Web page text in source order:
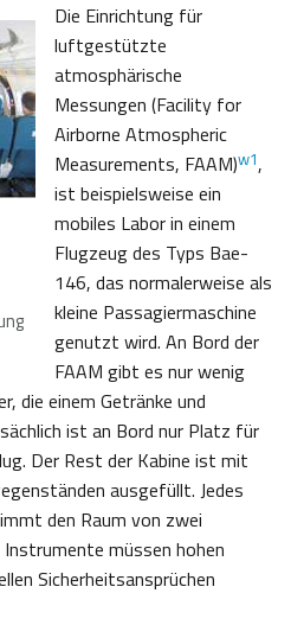
Die Einrichtung für
luftgestützte
atmosphärische
Messungen (Facility for
Airborne Atmospheric
Measurements, FAAM)w1,
ist beispielsweise ein
mobiles Labor in einem
Flugzeug des Typs Bae-
146, das normalerweise als
kleine Passagiermaschine
genutzt wird. An Bord der
FAAM gibt es nur wenig
die einem Getränke und
ist an Bord nur Platz für
Der Rest der Kabine ist mit
ausgefüllt. Jedes
den Raum von zwei
müssen hohen
Sicherheitsansprüchen